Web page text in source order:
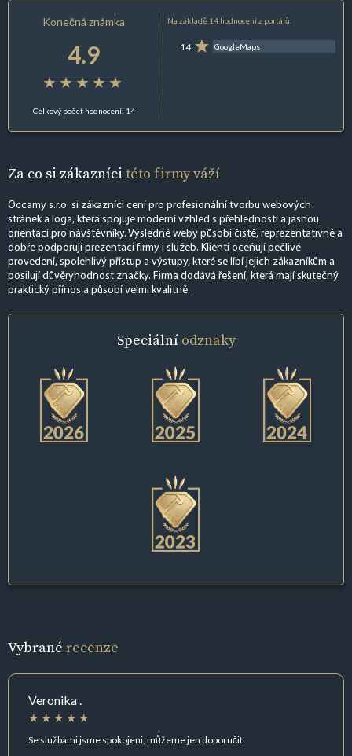
Konečná známka
4.9
Celkový počet hodnocení: 14
Na základě 14 hodnocení z portálů:
14 GoogleMaps
Za co si zákazníci této firmy váží
Occamy s.r.o. si zákazníci cení pro profesionální tvorbu webových
stránek a loga, která spojuje moderní vzhled s přehledností a jasnou
orientací pro návštěvníky. Výsledné weby působí čistě, reprezentativně a
dobře podporují prezentaci firmy i služeb. Klienti oceňují pečlivé
provedení, spolehlivý přístup a výstupy, které se líbí jejich zákazníkům a
posilují důvěryhodnost značky. Firma dodává řešení, která mají skutečný
praktický přínos a působí velmi kvalitně.
Speciální odznaky
Vybrané recenze
Veronika .
Se službami jsme spokojeni, můžeme jen doporučit.